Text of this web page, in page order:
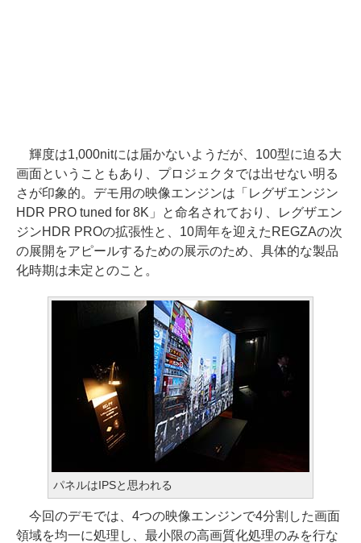
輝度は1,000nitには届かないようだが、100型に迫る大
画面ということもあり、プロジェクタでは出せない明る
さが印象的。デモ用の映像エンジンは「レグザエンジン
HDR PRO tuned for 8K」と命名されており、レグザエン
ジンHDR PROの拡張性と、10周年を迎えたREGZAの次
の展開をアピールするための展示のため、具体的な製品
化時期は未定とのこと。
パネルはIPSと思われる
今回のデモでは、4つの映像エンジンで4分割した画面
領域を均一に処理し、最小限の高画質化処理のみを行な